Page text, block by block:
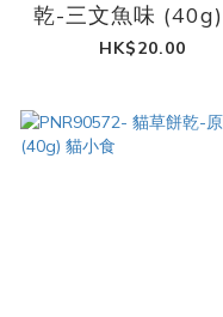
乾-三文魚味 (40g)
小食
HK$20.00